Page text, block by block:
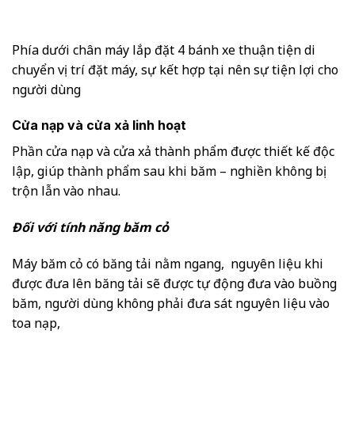
Phía dưới chân máy lắp đặt 4 bánh xe thuận tiện di
chuyển vị trí đặt máy, sự kết hợp tại nên sự tiện lợi cho
người dùng
Cửa nạp và cửa xả linh hoạt
Phần cửa nạp và cửa xả thành phẩm được thiết kế độc
lập, giúp thành phẩm sau khi băm – nghiền không bị
trộn lẫn vào nhau.
Đối với tính năng băm cỏ
Máy băm cỏ có băng tải nằm ngang, nguyên liệu khi
được đưa lên băng tải sẽ được tự động đưa vào buồng
băm, người dùng không phải đưa sát nguyên liệu vào
toa nạp,